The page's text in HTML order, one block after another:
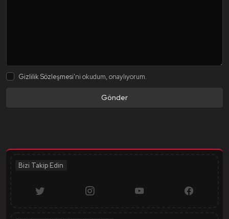
Gizlilik Sözleşmesi'ni okudum, onaylıyorum.
Gönder
Bizi Takip Edin